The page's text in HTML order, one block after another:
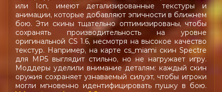
или Ion, имеют детализированные текстуры и
анимации, которые добавляют эпичности в ближнем
бою. Эти скины тщательно оптимизированы, чтобы
сохранять производительность на уровне
оригинальной CS 1.6, несмотря на высокое качество
текстур. Например, на карте cs_miami скин Spectre
для MP5 выглядит стильно, но не нагружает игру.
Моддеры уделили внимание деталям: каждый скин
оружия сохраняет узнаваемый силуэт, чтобы игроки
могли мгновенно идентифицировать пушку в бою.